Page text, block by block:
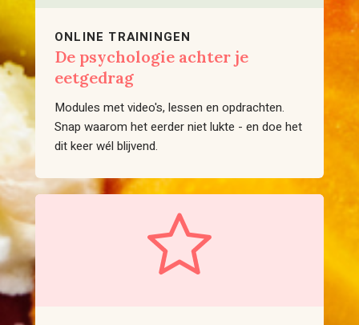
ONLINE TRAININGEN
De psychologie achter je
eetgedrag
Modules met video's, lessen en opdrachten.
Snap waarom het eerder niet lukte - en doe het
dit keer wél blijvend.